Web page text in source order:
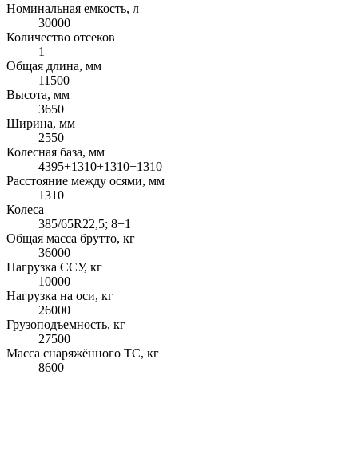
Номинальная емкость, л
30000
Количество отсеков
1
Общая длина, мм
11500
Высота, мм
3650
Ширина, мм
2550
Колесная база, мм
4395+1310+1310+1310
Расстояние между осями, мм
1310
Колеса
385/65R22,5; 8+1
Общая масса брутто, кг
36000
Нагрузка ССУ, кг
10000
Нагрузка на оси, кг
26000
Грузоподъемность, кг
27500
Масса снаряжённого ТС, кг
8600